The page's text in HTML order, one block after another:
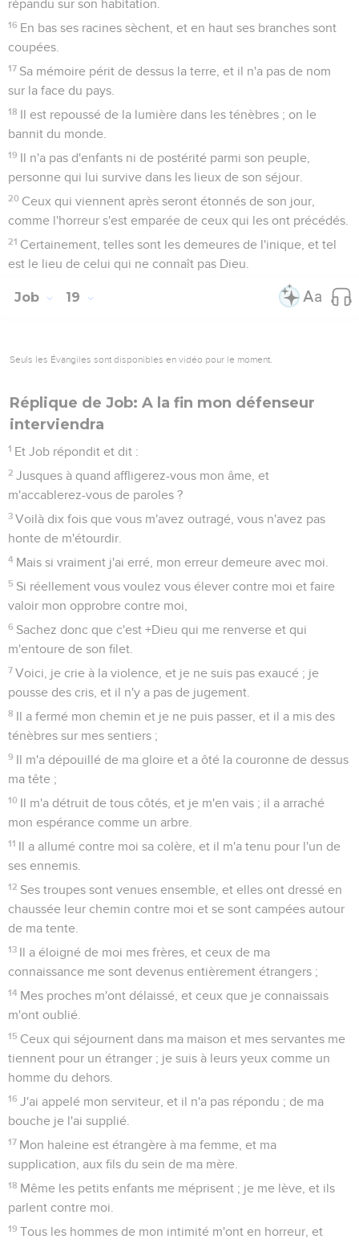
répandu sur son habitation.
16 En bas ses racines sèchent, et en haut ses branches sont
coupées.
17 Sa mémoire périt de dessus la terre, et il n'a pas de nom
sur la face du pays.
18 Il est repoussé de la lumière dans les ténèbres ; on le
bannit du monde.
19 Il n'a pas d'enfants ni de postérité parmi son peuple,
personne qui lui survive dans les lieux de son séjour.
20 Ceux qui viennent après seront étonnés de son jour,
comme l'horreur s'est emparée de ceux qui les ont précédés.
21 Certainement, telles sont les demeures de l'inique, et tel
est le lieu de celui qui ne connaît pas Dieu.
Job 19
Seuls les Évangiles sont disponibles en vidéo pour le moment.
Réplique de Job: A la fin mon défenseur
interviendra
1 Et Job répondit et dit :
2 Jusques à quand affligerez-vous mon âme, et
m'accablerez-vous de paroles ?
3 Voilà dix fois que vous m'avez outragé, vous n'avez pas
honte de m'étourdir.
4 Mais si vraiment j'ai erré, mon erreur demeure avec moi.
5 Si réellement vous voulez vous élever contre moi et faire
valoir mon opprobre contre moi,
6 Sachez donc que c'est +Dieu qui me renverse et qui
m'entoure de son filet.
7 Voici, je crie à la violence, et je ne suis pas exaucé ; je
pousse des cris, et il n'y a pas de jugement.
8 Il a fermé mon chemin et je ne puis passer, et il a mis des
ténèbres sur mes sentiers ;
9 Il m'a dépouillé de ma gloire et a ôté la couronne de dessus
ma tête ;
10 Il m'a détruit de tous côtés, et je m'en vais ; il a arraché
mon espérance comme un arbre.
11 Il a allumé contre moi sa colère, et il m'a tenu pour l'un de
ses ennemis.
12 Ses troupes sont venues ensemble, et elles ont dressé en
chaussée leur chemin contre moi et se sont campées autour
de ma tente.
13 Il a éloigné de moi mes frères, et ceux de ma
connaissance me sont devenus entièrement étrangers ;
14 Mes proches m'ont délaissé, et ceux que je connaissais
m'ont oublié.
15 Ceux qui séjournent dans ma maison et mes servantes me
tiennent pour un étranger ; je suis à leurs yeux comme un
homme du dehors.
16 J'ai appelé mon serviteur, et il n'a pas répondu ; de ma
bouche je l'ai supplié.
17 Mon haleine est étrangère à ma femme, et ma
supplication, aux fils du sein de ma mère.
18 Même les petits enfants me méprisent ; je me lève, et ils
parlent contre moi.
19 Tous les hommes de mon intimité m'ont en horreur, et